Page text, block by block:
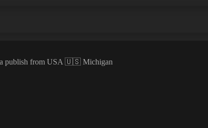
publish from USA 🇺🇸 Michigan